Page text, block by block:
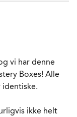
vi har denne
Boxes! Alle
identiske.
ikke helt